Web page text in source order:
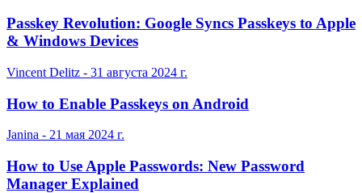
Passkey Revolution: Google Syncs Passkeys to Apple
& Windows Devices
Vincent Delitz - 31 августа 2024 г.
How to Enable Passkeys on Android
Janina - 21 мая 2024 г.
How to Use Apple Passwords: New Password
Manager Explained